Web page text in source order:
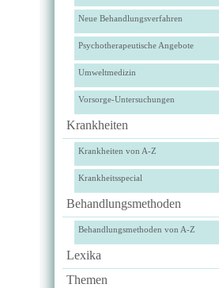
Neue Behandlungsverfahren
Psychotherapeutische Angebote
Umweltmedizin
Vorsorge-Untersuchungen
Krankheiten
Krankheiten von A-Z
Krankheitsspecial
Behandlungsmethoden
Behandlungsmethoden von A-Z
Lexika
Themen